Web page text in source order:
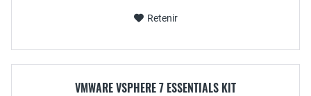
Retenir
VMWARE VSPHERE 7 ESSENTIALS KIT